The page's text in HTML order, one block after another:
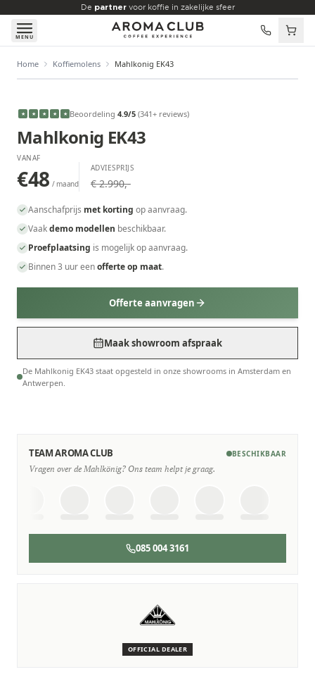
Skip to main content
De partnervoor koffie in zakelijke sfeer
MENU
Home Koffiemolens Mahlkonig EK43
€48 /maand
★ ★ ★ ★ ★ Beoordeling 4.9/5 (341+ reviews)
Mahlkonig EK43
VANAF
€48 / maand
ADVIESPRIJS
€ 2.990,-
Aanschafprijs met korting op aanvraag.
Vaakdemo modellen beschikbaar.
Proefplaatsing is mogelijk op aanvraag.
Binnen 3 uur eenofferte op maat.
Offerte aanvragen
Maak showroom afspraak
De Mahlkonig EK43 staat opgesteld in onze showrooms in Amsterdam en
Antwerpen.
TEAM AROMA CLUB BESCHIKBAAR
Vragen over de Mahlkönig? Ons team helpt je graag.
085 004 3161
OFFICIAL DEALER
Wij staan voor je klaar
Deskundige monteurs die verstand hebben van Mahlkönig
Persoonlijk, snel en zonder gedoe.